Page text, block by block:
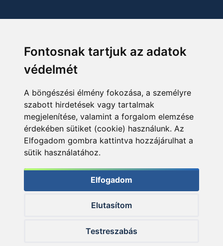
Fontosnak tartjuk az adatok
védelmét
A böngészési élmény fokozása, a személyre
szabott hirdetések vagy tartalmak
megjelenítése, valamint a forgalom elemzése
érdekében sütiket (cookie) használunk. Az
Elfogadom gombra kattintva hozzájárulhat a
sütik használatához.
Elfogadom
Elutasítom
Testreszabás